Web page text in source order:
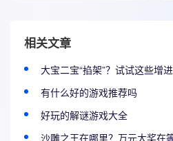
相关文章
大宝二宝“掐架”？试试这些增
有什么好的游戏推荐吗
好玩的解谜游戏大全
沙雕之王在哪里？万元大奖在